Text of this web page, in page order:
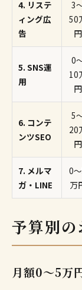
4. リステ
ィング広
告
3
50
円
5. SNS運
用
0
10
円
6. コンテ
ンツSEO
5
20
円
7. メルマ
ガ・LINE
0
万
予算別
月額0〜5万